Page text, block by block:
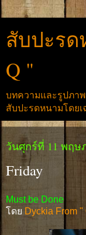
สับปะรด
Q "
บทความและรูปภา
สับปะรดหนามโดยเ
วันศุกร์ที่ 11 พฤษ
Friday
Must be Done
โดย Dyckia From "